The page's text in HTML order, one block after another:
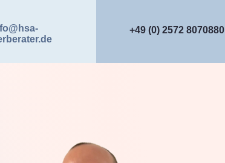
+49 (0) 2572 8070880